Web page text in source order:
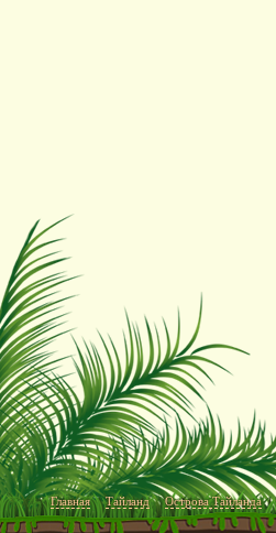
Главная Тайланд Острова Тайланда